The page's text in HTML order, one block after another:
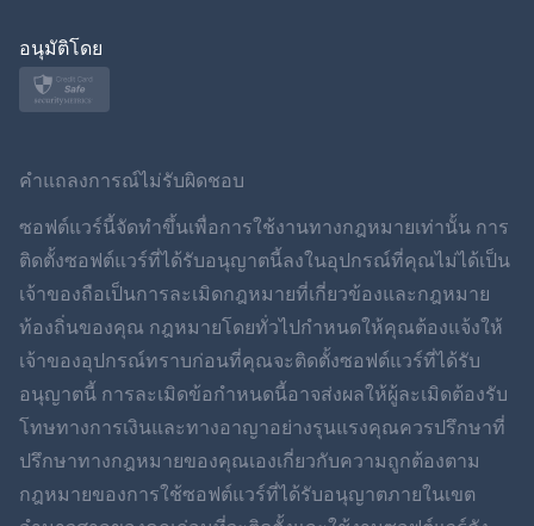
ภาษาไทย
Dansk
ฮินดี
ภาษาฮีบรู
อนุมัติโดย
คำแถลงการณ์ไม่รับผิดชอบ
ซอฟต์แวร์นี้จัดทำขึ้นเพื่อการใช้งานทางกฎหมายเท่านั้น การ
ติดตั้งซอฟต์แวร์ที่ได้รับอนุญาตนี้ลงในอุปกรณ์ที่คุณไม่ได้เป็น
เจ้าของถือเป็นการละเมิดกฎหมายที่เกี่ยวข้องและกฎหมาย
ท้องถิ่นของคุณ กฎหมายโดยทั่วไปกำหนดให้คุณต้องแจ้งให้
เจ้าของอุปกรณ์ทราบก่อนที่คุณจะติดตั้งซอฟต์แวร์ที่ได้รับ
อนุญาตนี้ การละเมิดข้อกำหนดนี้อาจส่งผลให้ผู้ละเมิดต้องรับ
โทษทางการเงินและทางอาญาอย่างรุนแรงคุณควรปรึกษาที่
ปรึกษาทางกฎหมายของคุณเองเกี่ยวกับความถูกต้องตาม
กฎหมายของการใช้ซอฟต์แวร์ที่ได้รับอนุญาตภายในเขต